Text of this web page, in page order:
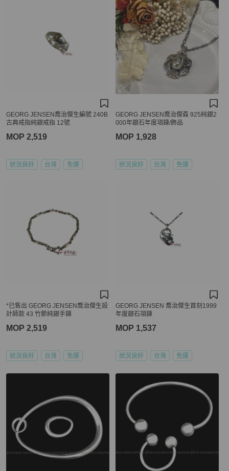
GEORG JENSEN喬治傑生編號 240B
古典戒指純銀戒指 12號
MOP 2,519
狀況良好 台灣 免運
GEORG JENSEN喬治傑森 925純銀2
000年銀石年度項鍊/飾品
MOP 1,928
狀況良好 台灣 免運
*已售出 GEORG JENSEN喬治傑生設
計師款 43 竹節純銀手鍊
MOP 2,519
狀況良好 台灣 免運
GEORG JENSEN 喬治傑生首刻1999
年度銀石項鍊
MOP 1,537
狀況良好 台灣 免運